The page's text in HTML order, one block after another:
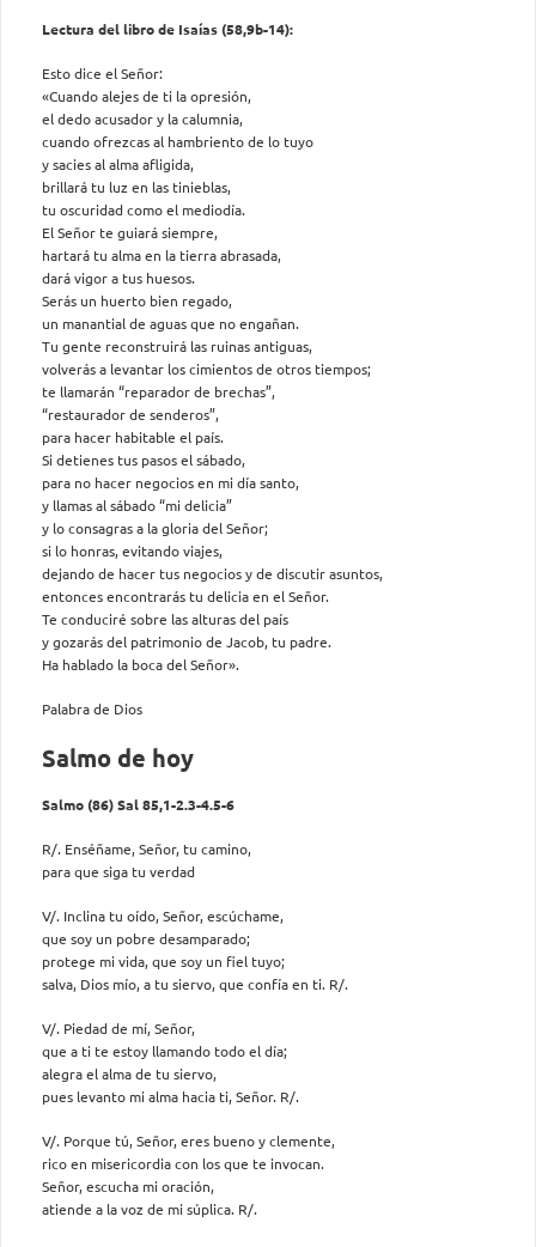
Lectura del libro de Isaías (58,9b-14):
Esto dice el Señor:
«Cuando alejes de ti la opresión,
el dedo acusador y la calumnia,
cuando ofrezcas al hambriento de lo tuyo
y sacies al alma afligida,
brillará tu luz en las tinieblas,
tu oscuridad como el mediodía.
El Señor te guiará siempre,
hartará tu alma en la tierra abrasada,
dará vigor a tus huesos.
Serás un huerto bien regado,
un manantial de aguas que no engañan.
Tu gente reconstruirá las ruinas antiguas,
volverás a levantar los cimientos de otros tiempos;
te llamarán “reparador de brechas”,
“restaurador de senderos”,
para hacer habitable el país.
Si detienes tus pasos el sábado,
para no hacer negocios en mi día santo,
y llamas al sábado “mi delicia”
y lo consagras a la gloria del Señor;
si lo honras, evitando viajes,
dejando de hacer tus negocios y de discutir asuntos,
entonces encontrarás tu delicia en el Señor.
Te conduciré sobre las alturas del país
y gozarás del patrimonio de Jacob, tu padre.
Ha hablado la boca del Señor».
Palabra de Dios
Salmo de hoy
Salmo (86) Sal 85,1-2.3-4.5-6
R/. Enséñame, Señor, tu camino,
para que siga tu verdad
V/. Inclina tu oído, Señor, escúchame,
que soy un pobre desamparado;
protege mi vida, que soy un fiel tuyo;
salva, Dios mío, a tu siervo, que confía en ti. R/.
V/. Piedad de mí, Señor,
que a ti te estoy llamando todo el día;
alegra el alma de tu siervo,
pues levanto mi alma hacia ti, Señor. R/.
V/. Porque tú, Señor, eres bueno y clemente,
rico en misericordia con los que te invocan.
Señor, escucha mi oración,
atiende a la voz de mi súplica. R/.